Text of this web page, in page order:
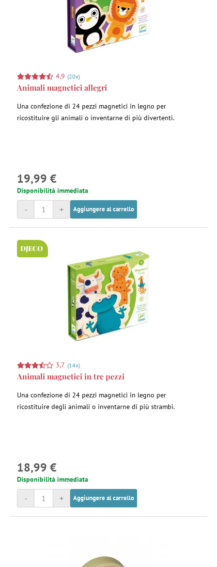
4,9 (20x)
Animali magnetici allegri
Una confezione di 24 pezzi magnetici in legno per
ricostituire gli animali o inventarne di più divertenti.
19,99 €
Disponibilità immediata
+
- Aggiungere al carrello
DJECO
3,7 (14x)
Animali magnetici in tre pezzi
Una confezione di 24 pezzi magnetici in legno per
ricostituire degli animali o inventarne di più strambi.
18,99 €
Disponibilità immediata
+
- Aggiungere al carrello